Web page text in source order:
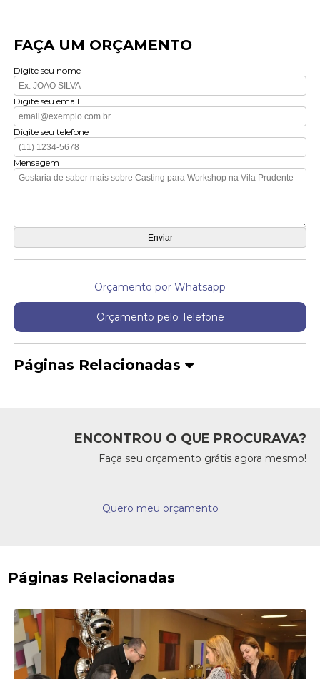
FAÇA UM ORÇAMENTO
Digite seu nome
Digite seu email
Digite seu telefone
Mensagem
Orçamento por Whatsapp
Orçamento pelo Telefone
Páginas Relacionadas
ENCONTROU O QUE PROCURAVA?
Faça seu orçamento grátis agora mesmo!
Quero meu orçamento
Páginas Relacionadas